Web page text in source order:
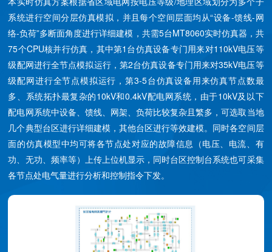
系统进行空间分层仿真模拟，并且每个空间层面均从“设备-馈线-网
络-负荷”多断面角度进行详细建模，共需5台MT8060实时仿真器，共
75个CPU核并行仿真，其中第1台仿真设备专门用来对110kV电压等
级配网进行全节点模拟运行，第2台仿真设备专门用来对35kV电压等
级配网进行全节点模拟运行，第3-5台仿真设备用来仿真节点数最
多、系统拓扑最复杂的10kV和0.4kV配电网系统，由于10kV及以下
配电网系统中设备、馈线、网架、负荷比较复杂且繁多，可选取当地
几个典型台区进行详细建模，其他台区进行等效建模。同时各空间层
面的仿真模型中均可将各节点处对应的故障信息（电压、电流、有
功、无功、频率等）上传上位机显示，同时台区控制台系统也可采集
各节点处电气量进行分析和控制指令下发。